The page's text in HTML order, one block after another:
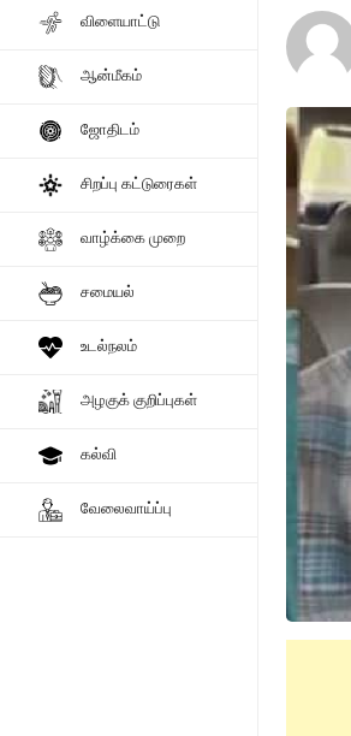
விளையாட்டு
ஆன்மீகம்
ஜோதிடம்
சிறப்பு கட்டுரைகள்
வாழ்க்கை முறை
சமையல்
உடல்நலம்
அழகுக் குறிப்புகள்
கல்வி
வேலைவாய்ப்பு